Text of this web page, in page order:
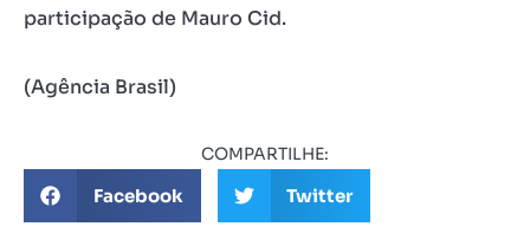
participação de Mauro Cid.
(Agência Brasil)
COMPARTILHE:
Facebook Twitter